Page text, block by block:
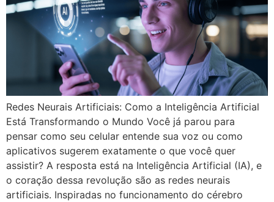
Redes Neurais Artificiais: Como a Inteligência Artificial
Está Transformando o Mundo Você já parou para
pensar como seu celular entende sua voz ou como
aplicativos sugerem exatamente o que você quer
assistir? A resposta está na Inteligência Artificial (IA), e
o coração dessa revolução são as redes neurais
artificiais. Inspiradas no funcionamento do cérebro